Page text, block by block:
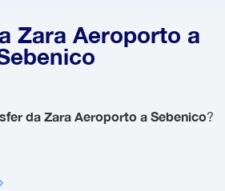
Zara Aeroporto a
da Zara Aeroporto a Sebenico?